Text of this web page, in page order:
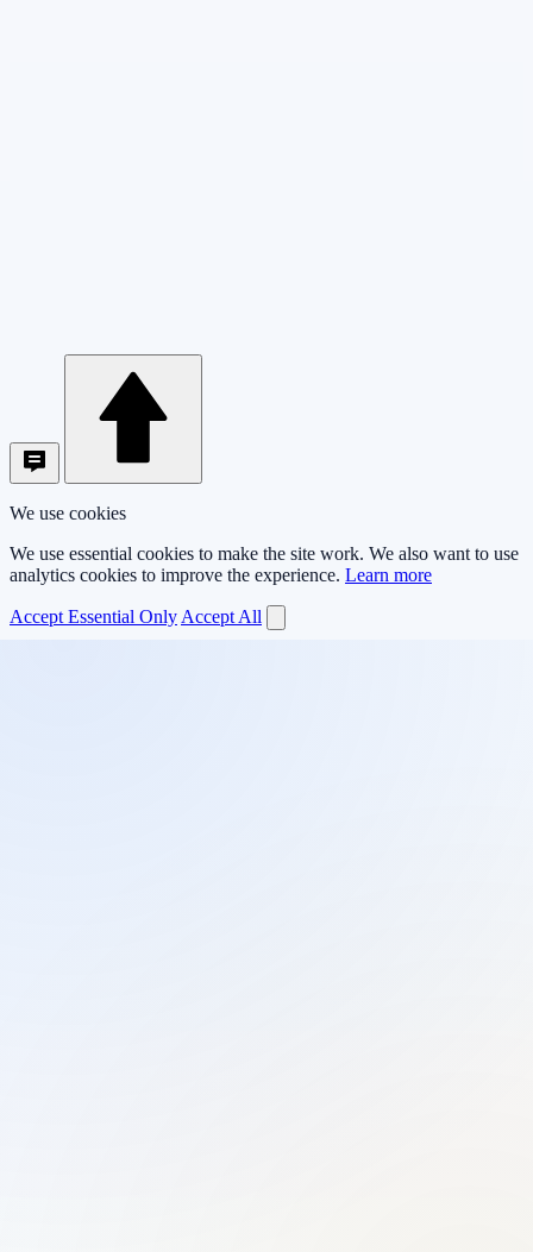
We use cookies
We use essential cookies to make the site work. We also want to use
analytics cookies to improve the experience. Learn more
Accept Essential Only Accept All